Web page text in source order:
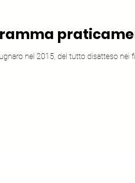
nel 2015, del tutto disatteso nei